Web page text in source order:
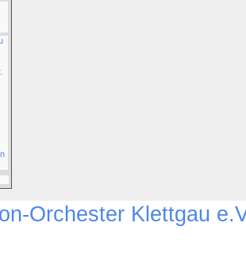
Orchester Klettgau